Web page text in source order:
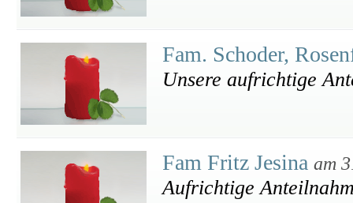
Fam. Schoder,
Unsere aufrichtige
Fam Fritz Jesina am
Aufrichtige